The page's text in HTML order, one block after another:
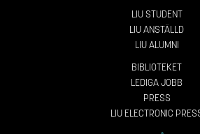
LIU STUDENT
LIU ANSTÄLLD
LIU ALUMNI
BIBLIOTEKET
LEDIGA JOBB
PRESS
LIU ELECTRONIC